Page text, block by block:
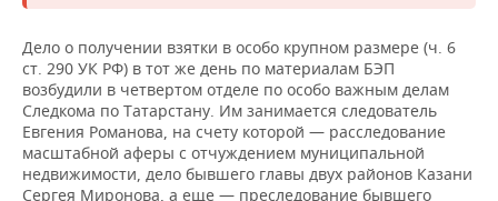
Дело о получении взятки в особо крупном размере (ч. 6
ст. 290 УК РФ) в тот же день по материалам БЭП
возбудили в четвертом отделе по особо важным делам
Следкома по Татарстану. Им занимается следователь
Евгения Романова, на счету которой — расследование
масштабной аферы с отчуждением муниципальной
недвижимости, дело бывшего главы двух районов Казани
Сергея Миронова, а еще — преследование бывшего